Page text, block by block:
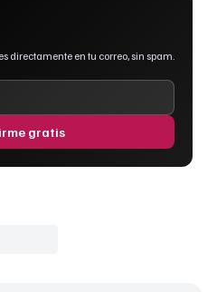
directamente en tu correo, sin spam.
gratis